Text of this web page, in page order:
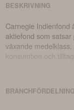
BESKRIVNING
Carnegie Indienfond
aktiefond som
växande
konsumtion och
BRANCHFÖRDELNING